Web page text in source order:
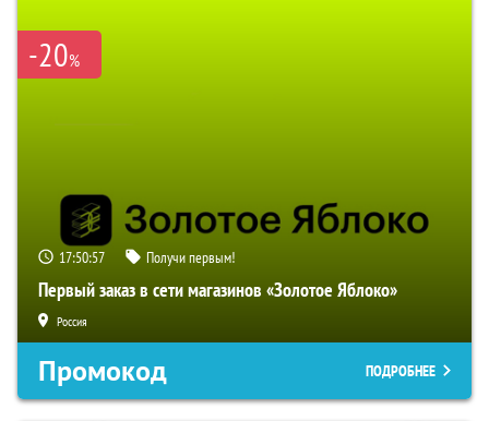
-20%
17:50:56 Получи первым!
Первый заказ в сети магазинов «Золотое Яблоко»
Россия
Промокод ПОДРОБНЕЕ